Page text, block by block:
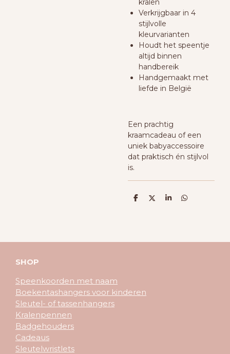
kralen
Verkrijgbaar in 4
stijlvolle
kleurvarianten
Houdt het speentje
altijd binnen
handbereik
Handgemaakt met
liefde in België
Een prachtig
kraamcadeau of een
uniek babyaccessoire
dat praktisch én stijlvol
is.
D
D
S
D
SHOP
Speenkoorden met naam
Boekentashangers voor kinderen
Sleutel- of tassenhangers
Kralenpennen
Badgehouders
Cadeaus
Sleutelwristlets